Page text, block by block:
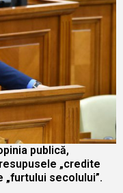
publică,
„credite
secolului”.